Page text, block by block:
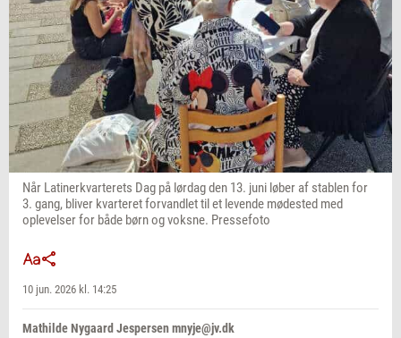
Når Latinerkvarterets Dag på lørdag den 13. juni løber af stablen for
3. gang, bliver kvarteret forvandlet til et levende mødested med
oplevelser for både børn og voksne. Pressefoto
10 jun. 2026 kl. 14:25
Mathilde Nygaard Jespersen mnyje@jv.dk